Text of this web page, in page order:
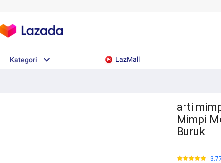
Kategori LazMall
arti
Mimpi
Buruk